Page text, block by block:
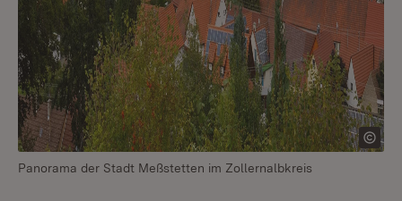
Panorama der Stadt Meßstetten im Zollernalbkreis